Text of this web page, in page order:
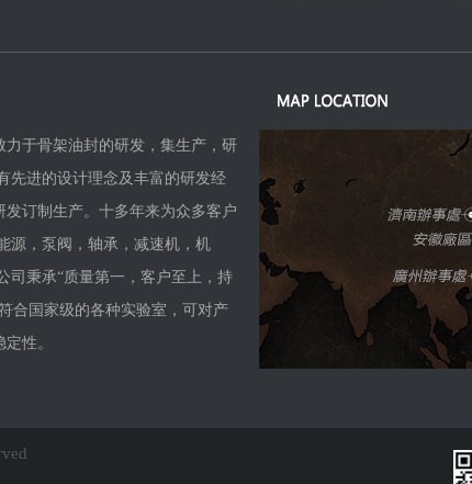
于骨架油封的研发，集生产，研
先进的设计理念及丰富的研发经
订制生产。十多年来为众多客户
源，泵阀，轴承，减速机，机
司秉承“质量第一，客户至上，持
合国家级的各种实验室，可对产
性。